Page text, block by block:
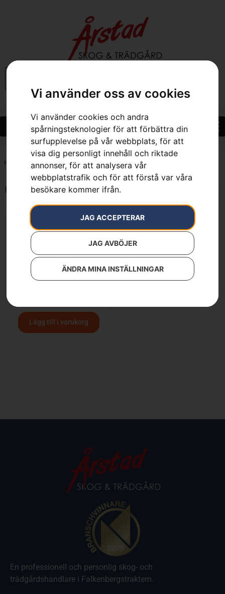
Vi använder oss av cookies
Vi använder cookies och andra
spårningsteknologier för att förbättra din
surfupplevelse på vår webbplats, för att
visa dig personligt innehåll och riktade
annonser, för att analysera vår
webbplatstrafik och för att förstå var våra
besökare kommer ifrån.
JAG ACCEPTERAR
JAG AVBÖJER
ÄNDRA MINA INSTÄLLNINGAR
Hem 4.2 kg
Endast ett sökresultat
KAMPANJ
Lägg till i varukorg
En professionell och personlig skog- och
trädgårdshandlare i Falkenbergstraktern.